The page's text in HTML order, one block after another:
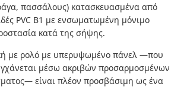
πασσάλους) κατασκευασμένα από
PVC Β1 με ενσωματωμένη μόνιμο
κατά της σήψης.
με ρολό με υπερυψωμένο πάνελ —που
μέσω ακριβών προσαρμοσμένων
είναι πλέον προσβάσιμη ως ένα